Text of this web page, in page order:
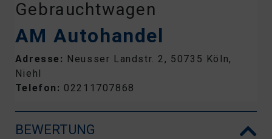
Gebrauchtwagen
AM Autohandel
Adresse: Neusser Landstr. 2, 50735 Köln,
Niehl
Telefon: 02211707868
BEWERTUNG